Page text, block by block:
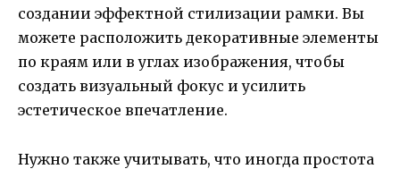
создании эффектной стилизации рамки. Вы
можете расположить декоративные элементы
по краям или в углах изображения, чтобы
создать визуальный фокус и усилить
эстетическое впечатление.
Нужно также учитывать, что иногда простота